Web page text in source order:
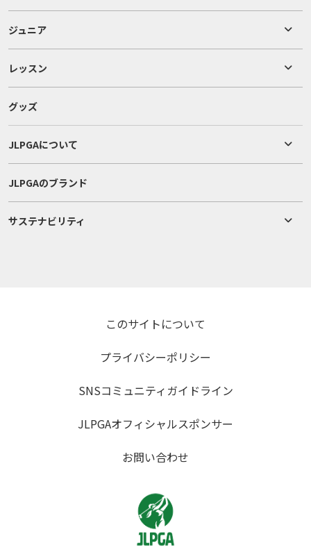
ジュニア
レッスン
グッズ
JLPGAについて
JLPGAのブランド
サステナビリティ
このサイトについて
プライバシーポリシー
SNSコミュニティガイドライン
JLPGAオフィシャルスポンサー
お問い合わせ